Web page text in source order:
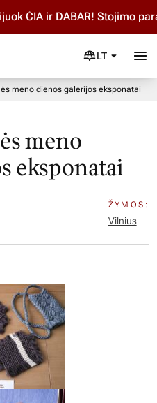
ir DABAR! Stojimo paraišką
LT
meno dienos galerijos eksponatai
meno
eksponatai
ŽYMOS:
Vilnius